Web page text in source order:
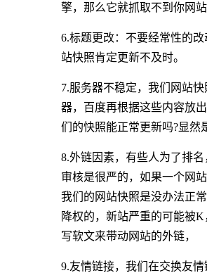
擎，那么它就抓取不到你网
6.标题更改：不要经常性的
站快照肯定更新不及时。
7.服务器不稳定，我们网站
器，百度再根据这些内容放
们的快照能正常更新吗?显然
8.外链因素，有些人为了排
审核是很严的，如果一个网
我们的网站快照是没办法正
降权的，新站严重的可能被
写软文来带动网站的外链，
9.友情链接，我们在交换友